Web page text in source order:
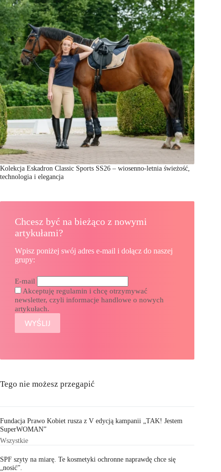
Kolekcja Eskadron Classic Sports SS26 – wiosenno-letnia świeżość,
technologia i elegancja
Chcesz być na bieżąco z nowymi
artykułami?
Wpisz poniżej swój adres e-mail i dołącz do naszej
grupy:
E-mail
Akceptuję regulamin i chcę otrzymywać
newsletter, czyli informacje handlowe o nowych
artykułach.
Tego nie możesz przegapić
Fundacja Prawo Kobiet rusza z V edycją kampanii „TAK! Jestem
SuperWOMAN”
Wszystkie
SPF szyty na miarę. Te kosmetyki ochronne naprawdę chce się
„nosić”.